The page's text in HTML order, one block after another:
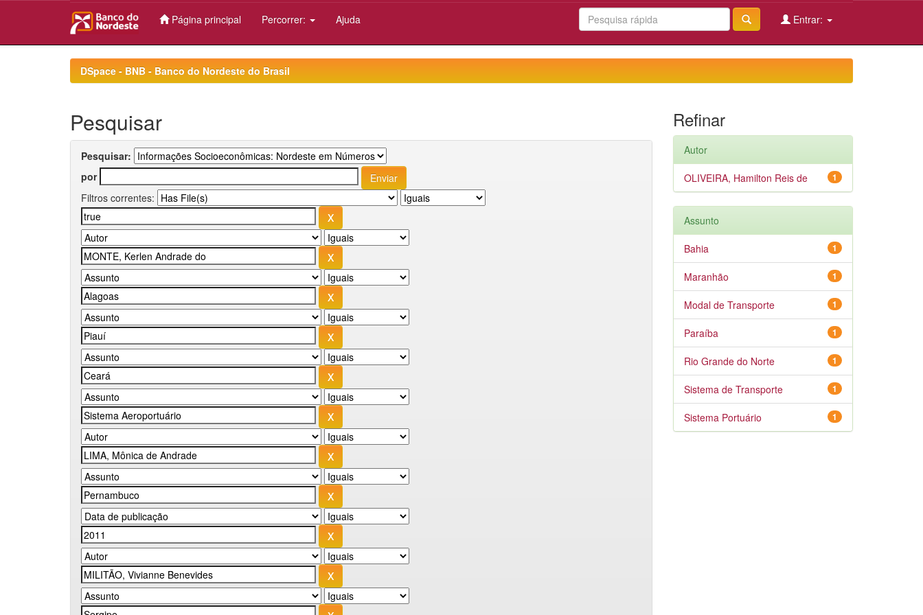
Página principal Percorrer: Ajuda Entrar:
DSpace - BNB - Banco do Nordeste do Brasil
Pesquisar
Pesquisar:
por
Filtros correntes:
Refinar
Autor
1
OLIVEIRA, Hamilton Reis de
Assunto
1
Bahia
1
Maranhão
1
Modal de Transporte
1
Paraíba
1
Rio Grande do Norte
1
Sistema de Transporte
1
Sistema Portuário